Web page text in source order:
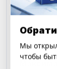
Тарифы
Мы
чтобы